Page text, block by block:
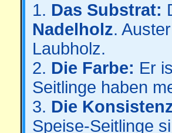
1. Das Substrat:
Nadelholz.
Laubholz.
2. Die Farbe: Er
Seitlinge haben
3. Die
Speise-Seitlinge